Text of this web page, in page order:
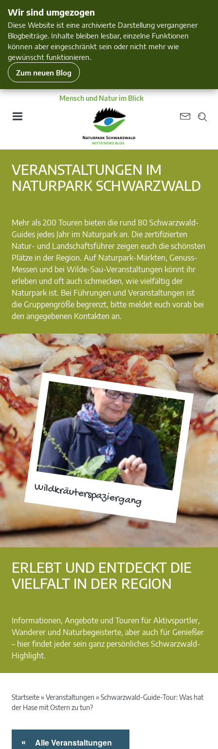
Wir sind umgezogen
Diese Website ist eine archivierte Darstellung vergangener
Blogbeiträge. Inhalte bleiben lesbar, einzelne Funktionen
können aber eingeschränkt sein oder nicht mehr wie
gewünscht funktionieren.
Zum neuen Blog
Mensch und Natur im Blick
Wildkräuterspaziergang
VERANSTALTUNGEN IM
NATURPARK SCHWARZWALD
Mehr als 200 Touren bieten die rund 80 Schwarzwald-
Guides jedes Jahr im Naturpark an. Die zertifizierten
Natur- und Landschaftsführer zeigen euch die schönsten
Plätze in der Region. Auf Naturpark-Märkten, Genuss-
Messen und bei Wilde-Sau-Veranstaltungen könnt ihr
erleben und oft auch schmecken, wie vielfältig der
Naturpark ist. Bei Führungen und Veranstaltungen ist
die Gruppengröße begrenzt, bitte meldet euch vorab bei
den angegebenen Kontakten an.
ERLEBT UND ENTDECKT DIE
VIELFALT IN DER REGION
Informationen, Angebote und Touren für Aktivsportler,
Wanderer und Naturbegeisterte, aber auch für Genießer
– hier findet jeder sein ganz persönliches Schwarzwald-
Highlight.
Startseite» Veranstaltungen » Schwarzwald-Guide-Tour: Was hat
der Hase mit Ostern zu tun?
« Alle Veranstaltungen